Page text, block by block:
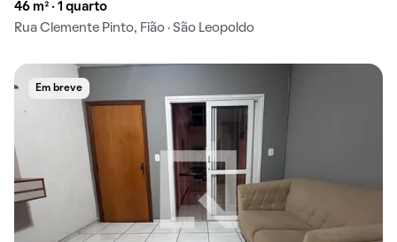
46 m² · 1 quarto
Rua Clemente Pinto, Fião · São Leopoldo
Em breve